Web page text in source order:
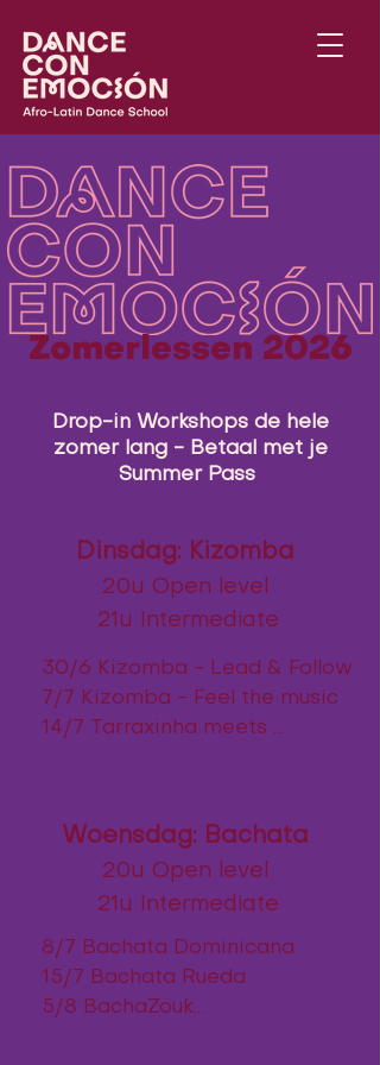
Zomerlessen 2026
Drop-in Workshops de hele
zomer lang - Betaal met je
Summer Pass
Dinsdag: Kizomba
20u Open level
21u Intermediate
30/6 Kizomba - Lead & Follow
7/7 Kizomba - Feel the music
14/7 Tarraxinha meets
18/8 Kizztango
25/8 Fusion Kizomba
1/9 Kizomba - Dips & Tricks
8/9 Kizomba – Connection
15/9 Bachata - Musicality
22/9 Bachata Sensual
Woensdag: Bachata
20u Open level
21u Intermediate
8/7 Bachata Dominicana
15/7 Bachata Rueda
5/8 BachaZouk